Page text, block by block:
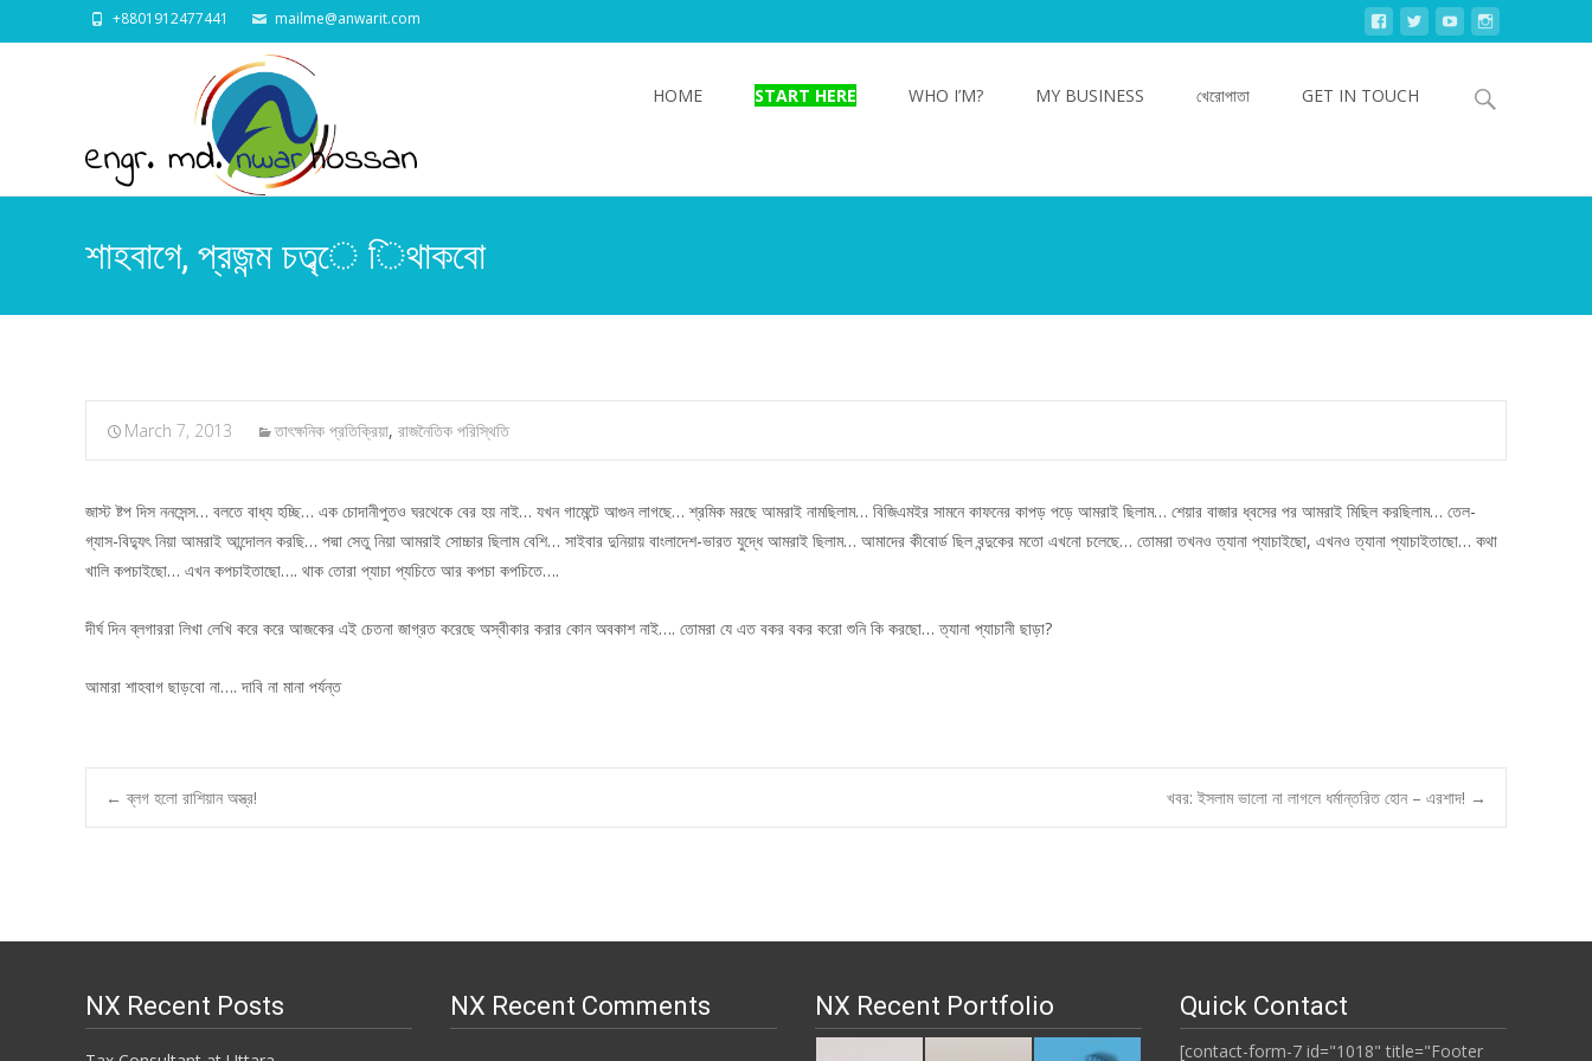
+8801912477441 mailme@anwarit.com
HOME START HERE WHO I’M? MY BUSINESS খেরোপাতা GET IN TOUCH
Search
শাহবাগে, প্রজন্ম চত্ব্ে িথাকবো
March 7, 2013 তাৎক্ষনিক প্রতিক্রিয়া, রাজনৈতিক পরিস্থিতি
জাস্ট ষ্টপ দিস ননসেন্স… বলতে বাধ্য হচ্ছি… এক চোদানীপুতও ঘরথেকে বের হয় নাই… যখন গামেন্টে আগুন লাগছে… শ্রমিক মরছে আমরাই নামছিলাম… বিজিএমইর সামনে কাফনের কাপড় পড়ে আমরাই ছিলাম… শেয়ার বাজার ধ্বসের পর আমরাই মিছিল করছিলাম… তেল-
গ্যাস-বিদ্যুৎ নিয়া আমরাই আন্দোলন করছি… পদ্মা সেতু নিয়া আমরাই সোচ্চার ছিলাম বেশি… সাইবার দুনিয়ায় বাংলাদেশ-ভারত যুদ্ধে আমরাই ছিলাম… আমাদের কীবোর্ড ছিল বন্দুকের মতো এখনো চলেছে… তোমরা তখনও ত্যানা প্যাচাইছো, এখনও ত্যানা প্যাচাইতাছো… কথা
খালি কপচাইছো… এখন কপচাইতাছো…. থাক তোরা প্যাচা প্যচিতে আর কপচা কপচিতে….
দীর্ঘ দিন ব্লগাররা লিখা লেখি করে করে আজকের এই চেতনা জাগ্রত করেছে অস্বীকার করার কোন অবকাশ নাই…. তোমরা যে এত বকর বকর করো শুনি কি করছো… ত্যানা প্যাচানী ছাড়া?
আমারা শাহবাগ ছাড়বো না…. দাবি না মানা পর্যন্ত
Post
← ব্লগ হলো রাশিয়ান অস্ত্র! খবর: ইসলাম ভালো না লাগলে ধর্মান্তরিত হোন – এরশাদ! →
NX Recent Posts NX Recent Comments NX Recent Portfolio Quick Contact
[contact-form-7 id="1018" title="Footer